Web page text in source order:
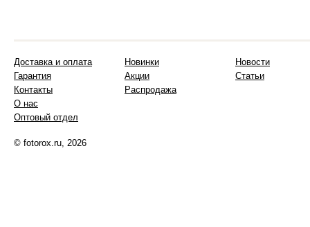
Доставка и оплата
Гарантия
Контакты
О нас
Оптовый отдел
Новинки
Акции
Распродажа
Новости
Статьи
© fotorox.ru, 2026